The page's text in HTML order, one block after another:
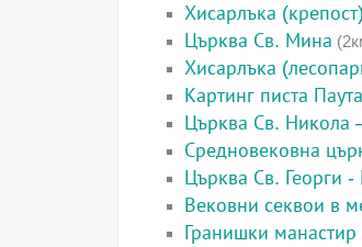
Хисарлъка (крепост)
Църква Св. Мина
Хисарлъка
Картинг писта
Църква Св. Никола
Средновековна
Църква Св. Георги
Вековни секвои в
Гранишки манастир